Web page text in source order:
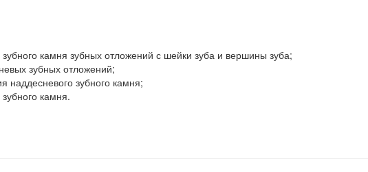
камня зубных отложений с шейки зуба и вершины зуба;
зубных отложений;
наддесневого зубного камня;
камня.